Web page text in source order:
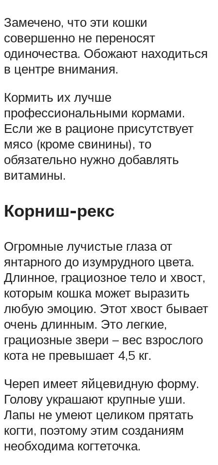
Замечено, что эти кошки
совершенно не переносят
одиночества. Обожают находиться
в центре внимания.
Кормить их лучше
профессиональными кормами.
Если же в рационе присутствует
мясо (кроме свинины), то
обязательно нужно добавлять
витамины.
Корниш-рекс
Огромные лучистые глаза от
янтарного до изумрудного цвета.
Длинное, грациозное тело и хвост,
которым кошка может выразить
любую эмоцию. Этот хвост бывает
очень длинным. Это легкие,
грациозные звери – вес взрослого
кота не превышает 4,5 кг.
Череп имеет яйцевидную форму.
Голову украшают крупные уши.
Лапы не умеют целиком прятать
когти, поэтому этим созданиям
необходима когтеточка.